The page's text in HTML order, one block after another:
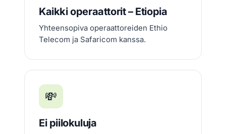
Kaikki operaattorit – Etiopia
Yhteensopiva operaattoreiden Ethio
Telecom ja Safaricom kanssa.
💸
Ei piilokuluja